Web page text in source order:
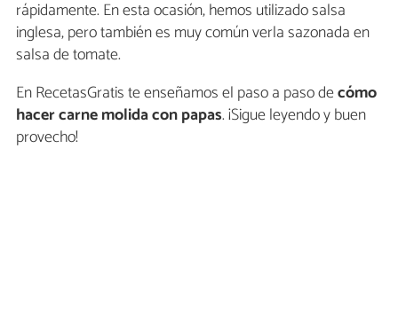
rápidamente. En esta ocasión, hemos utilizado salsa
inglesa, pero también es muy común verla sazonada en
salsa de tomate.
En RecetasGratis te enseñamos el paso a paso decómo
hacer carne molida con papas. ¡Sigue leyendo y buen
provecho!